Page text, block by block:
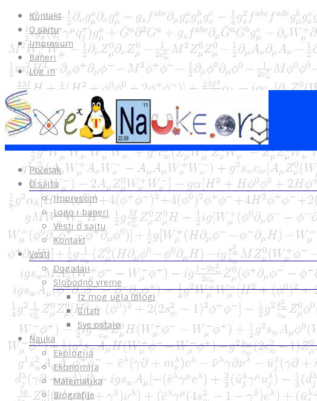
Kontakt
O sajtu
Impresum
Baneri
Log in
Početak
O sajtu
Impresum
Logo i baneri
Vesti o sajtu
Kontakt
Vesti
Događaji
Slobodno vreme
Iz mog ugla (blog)
Citati
Sve ostalo
Nauka
Ekologija
Ekonomija
Matematika
Biografije